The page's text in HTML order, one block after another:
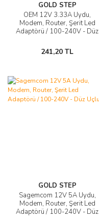
GOLD STEP
OEM 12V 3.33A Uydu,
Modem, Router, Şerit Led
Adaptörü / 100-240V - Düz
241,20 TL
GOLD STEP
Sagemcom 12V 5A Uydu,
Modem, Router, Şerit Led
Adaptörü / 100-240V - Düz